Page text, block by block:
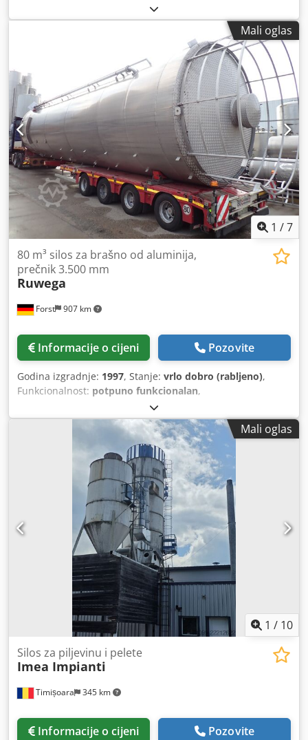
Mali oglas
1 /7
Forst 907 km
80 m³ silos za brašno od aluminija,
prečnik 3.500 mm
Ruwega
Informacije o cijeni Pozovite
Godina izgradnje: 1997, Stanje: vrlo dobro (rabljeno),
Funkcionalnost: potpuno funkcionalan,
Mali oglas
1 / 10
Timișoara 345 km
Silos za piljevinu i pelete
Imea Impianti
Informacije o cijeni Pozovite